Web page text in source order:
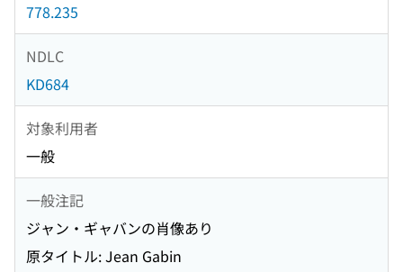
778.235
NDLC
KD684
対象利用者
一般
一般注記
ジャン・ギャバンの肖像あり
原タイトル: Jean Gabin